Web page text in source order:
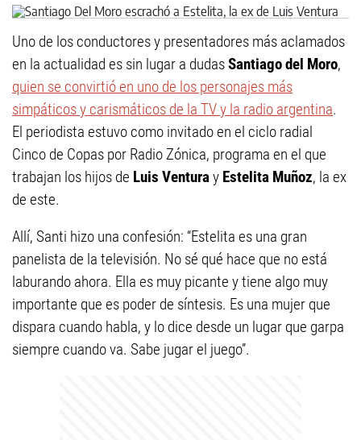
Uno de los conductores y presentadores más aclamados
en la actualidad es sin lugar a dudasSantiago del Moro,
quien se convirtió en uno de los personajes más
simpáticos y carismáticos de la TV y la radio argentina.
El periodista estuvo como invitado en el ciclo radial
Cinco de Copas por Radio Zónica, programa en el que
trabajan los hijos de Luis Venturay Estelita Muñoz, la ex
de este.
Allí, Santi hizo una confesión: “Estelita es una gran
panelista de la televisión. No sé qué hace que no está
laburando ahora. Ella es muy picante y tiene algo muy
importante que es poder de síntesis. Es una mujer que
dispara cuando habla, y lo dice desde un lugar que garpa
siempre cuando va. Sabe jugar el juego”.